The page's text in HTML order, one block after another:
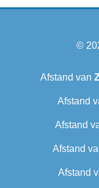
©
Afstand van
Afstand
Afstand
Afstand
Afstand